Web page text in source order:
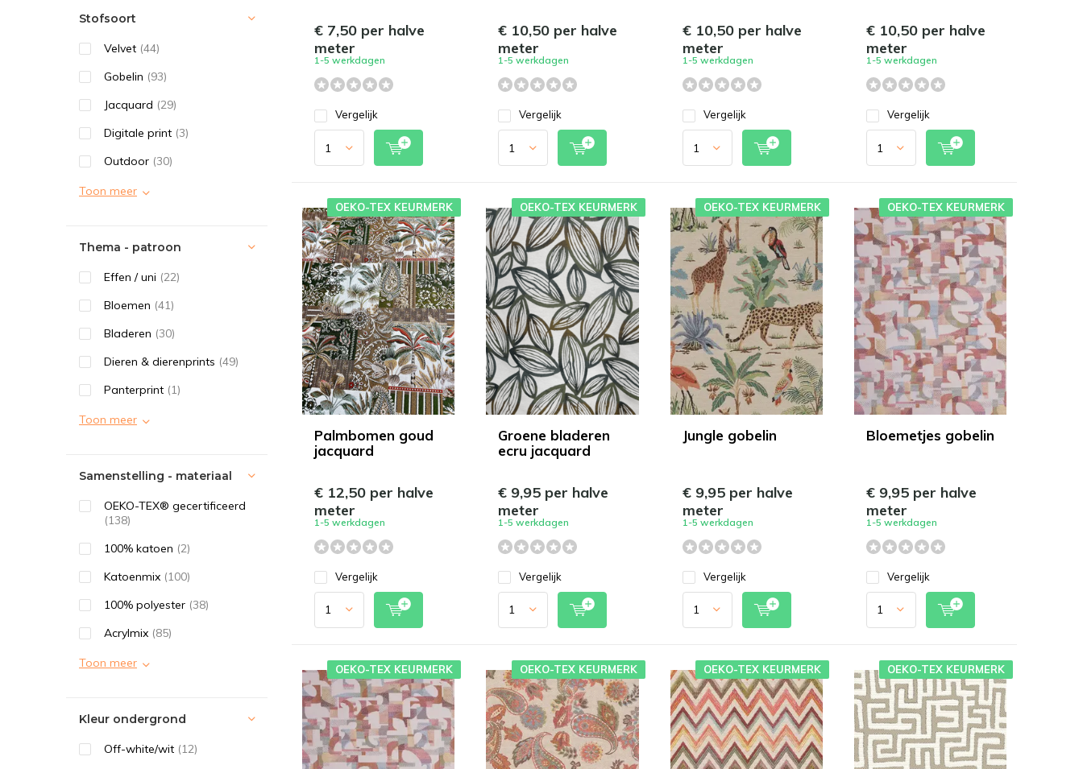
€ 7,50 per halve
meter
1-5 werkdagen
Vergelijk
€ 10,50 per halve
meter
1-5 werkdagen
Vergelijk
€ 10,50 per halve
meter
1-5 werkdagen
Vergelijk
€ 10,50 per halve
meter
1-5 werkdagen
Vergelijk
Palmbomen goud
jacquard
OEKO-TEX KEURMERK
€ 12,50 per halve
meter
1-5 werkdagen
Vergelijk
Groene bladeren
ecru jacquard
OEKO-TEX KEURMERK
€ 9,95 per halve
meter
1-5 werkdagen
Vergelijk
Jungle gobelin
OEKO-TEX KEURMERK
€ 9,95 per halve
meter
1-5 werkdagen
Vergelijk
Bloemetjes gobelin
OEKO-TEX KEURMERK
€ 9,95 per halve
meter
1-5 werkdagen
Vergelijk
OEKO-TEX KEURMERK OEKO-TEX KEURMERK OEKO-TEX KEURMERK OEKO-TEX KEURMERK
Stofsoort
Velvet (44)
Gobelin (93)
Jacquard (29)
Digitale print (3)
Outdoor (30)
Toon meer
Thema - patroon
Effen / uni (22)
Bloemen (41)
Bladeren (30)
Dieren & dierenprints (49)
Panterprint (1)
Toon meer
Samenstelling - materiaal
OEKO-TEX® gecertificeerd
(138)
100% katoen (2)
Katoenmix (100)
100% polyester (38)
Acrylmix (85)
Toon meer
Kleur ondergrond
Off-white/wit (12)